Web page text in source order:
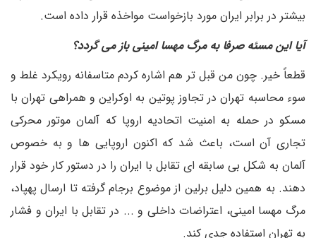
بیشتر در برابر ایران مورد بازخواست مواخذه قرار داده است.
آیا این مسئه صرفا به مرگ مهسا امینی باز می گردد؟
قطعاً خیر. چون من قبل تر هم اشاره کردم متاسفانه رویکرد غلط و
سوء محاسبه تهران در تجاوز پوتین به اوکراین و همراهی تهران با
مسکو در حمله به امنیت اتحادیه اروپا که آلمان موتور محرکی
تجاری آن است، باعث شد که اکنون اروپایی ها و به خصوص
آلمان به شکل بی سابقه ای تقابل با ایران را در دستور کار خود قرار
دهند. به همین دلیل برلین از موضوع برجام گرفته تا ارسال پهپاد،
مرگ مهسا امینی، اعتراضات داخلی و ... در تقابل با ایران و فشار
به تهران استفاده جدی کند.